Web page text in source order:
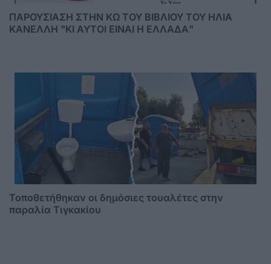
ΠΑΡΟΥΣΙΑΣΗ ΣΤΗΝ ΚΩ ΤΟΥ ΒΙΒΛΙΟΥ ΤΟΥ ΗΛΙΑ
ΚΑΝΕΛΛΗ "ΚΙ ΑΥΤΟΙ ΕΙΝΑΙ Η ΕΛΛΑΔΑ"
Τοποθετήθηκαν οι δημόσιες τουαλέτες στην
παραλία Τιγκακίου